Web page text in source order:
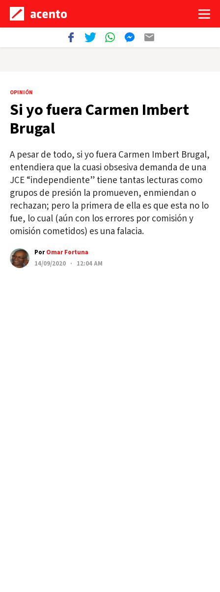
OPINIÓN
Si yo fuera Carmen Imbert
Brugal
A pesar de todo, si yo fuera Carmen Imbert Brugal,
entendiera que la cuasi obsesiva demanda de una
JCE “independiente” tiene tantas lecturas como
grupos de presión la promueven, enmiendan o
rechazan; pero la primera de ella es que esta no lo
fue, lo cual (aún con los errores por comisión y
omisión cometidos) es una falacia.
PorOmar Fortuna
14/09/2020 · 12:04 AM